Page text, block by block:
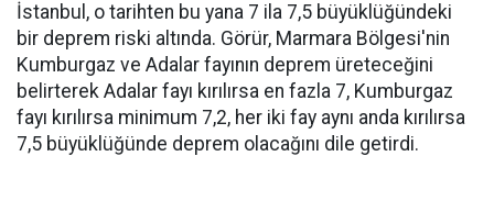
İstanbul, o tarihten bu yana 7 ila 7,5 büyüklüğündeki
bir deprem riski altında. Görür, Marmara Bölgesi'nin
Kumburgaz ve Adalar fayının deprem üreteceğini
belirterek Adalar fayı kırılırsa en fazla 7, Kumburgaz
fayı kırılırsa minimum 7,2, her iki fay aynı anda kırılırsa
7,5 büyüklüğünde deprem olacağını dile getirdi.